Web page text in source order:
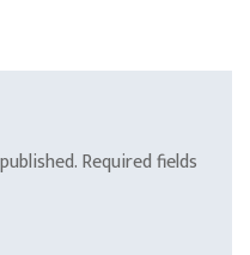
Required fields